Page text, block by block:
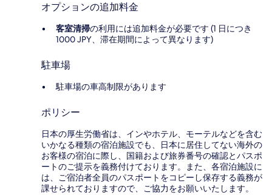
オプションの追加料金
客室清掃の利用には追加料金が必要です (1 日につき
1000 JPY、滞在期間によって異なります)
駐車場
駐車場の車高制限があります
ポリシー
日本の厚生労働省は、インやホテル、モーテルなどを含む
いかなる種類の宿泊施設でも、日本に​居住してない海外の
お客様の宿泊に際し、国籍および旅券番号の確認とパスポ
ートのご提示を義務付け​ております。また、各宿泊施設に
は、ご宿泊者全員のパスポートをコピーし保存する義務が
課せられておりますの​で、ご協力をお願いいたします。